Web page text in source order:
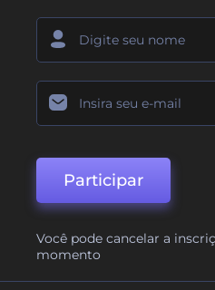
Participar
Você pode cancelar a
momento